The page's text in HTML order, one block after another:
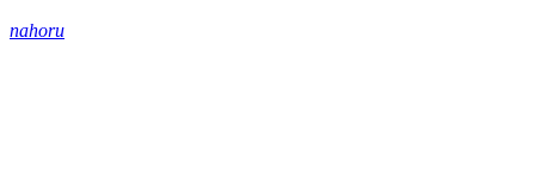
nahoru